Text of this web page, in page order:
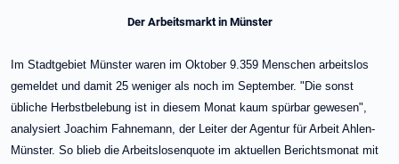
Der Arbeitsmarkt in Münster
Im Stadtgebiet Münster waren im Oktober 9.359 Menschen arbeitslos
gemeldet und damit 25 weniger als noch im September. "Die sonst
übliche Herbstbelebung ist in diesem Monat kaum spürbar gewesen",
analysiert Joachim Fahnemann, der Leiter der Agentur für Arbeit Ahlen-
Münster. So blieb die Arbeitslosenquote im aktuellen Berichtsmonat mit